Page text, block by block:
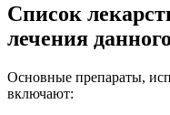
Список
лечения
Основные препараты,
включают: